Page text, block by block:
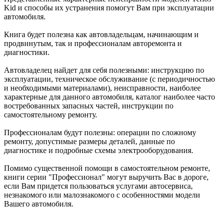
Kid и способы их устранения помогут Вам при эксплуатации
автомобиля.
Книга будет полезна как автовладельцам, начинающим и
продвинутым, так и профессионалам авторемонта и
диагностики.
Автовладелец найдет для себя полезными: инструкцию по
эксплуатации, техническое обслуживание (с периодичностью
и необходимыми материалами), неисправности, наиболее
характерные для данного автомобиля, каталог наиболее часто
востребованных запасных частей, инструкции по
самостоятельному ремонту.
Профессионалам будут полезны: операции по сложному
ремонту, допустимые размеры деталей, данные по
диагностике и подробные схемы электрооборудования.
Помимо существенной помощи в самостоятельном ремонте,
книги серии "Профессионал" могут выручить Вас в дороге,
если Вам придется пользоваться услугами автосервиса,
незнакомого или малознакомого с особенностями модели
Вашего автомобиля.